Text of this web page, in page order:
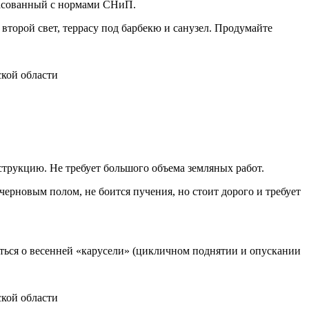
с нормами СНиП.
свет, террасу под барбекю и санузел. Продумайте
Не требует большого объема земляных работ.
полом, не боится пучения, но стоит дорого и требует
о весенней «карусели» (цикличном поднятии и опускании